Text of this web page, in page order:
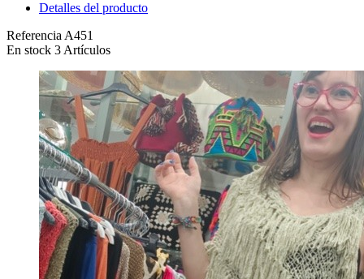
Detalles del producto
Referencia A451
En stock 3 Artículos